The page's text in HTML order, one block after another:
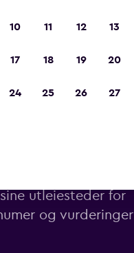
utleiesteder for
og vurderinger
10 11 12 13
17 18 19 20
24 25 26 27